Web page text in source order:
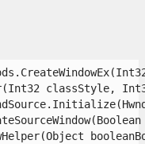
classStyle,